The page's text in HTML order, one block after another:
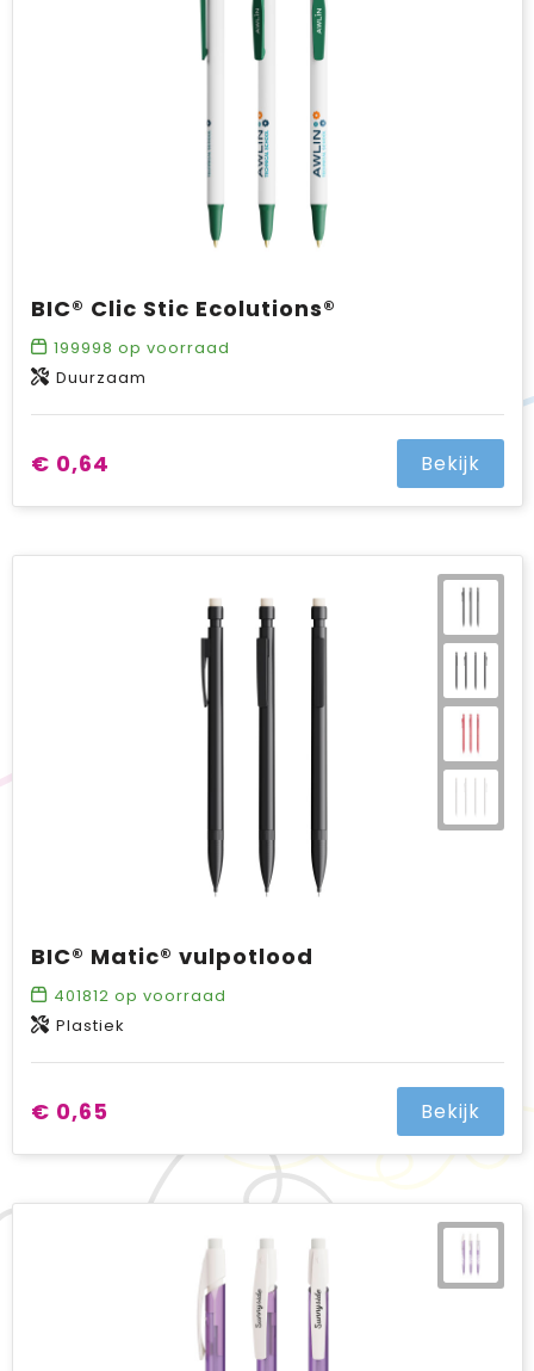
BIC® Clic Stic Ecolutions®
199998 op voorraad
Duurzaam
€ 0,64 Bekijk
BIC® Matic® vulpotlood
401812 op voorraad
Plastiek
€ 0,65 Bekijk